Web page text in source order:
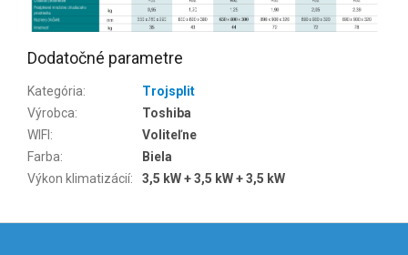
Dodatočné parametre
Kategória:
Trojsplit
Výrobca:
Toshiba
WIFI :
Voliteľne
Farba:
Biela
Výkon klimatizácií: 3,5 kW + 3,5 kW + 3,5 kW